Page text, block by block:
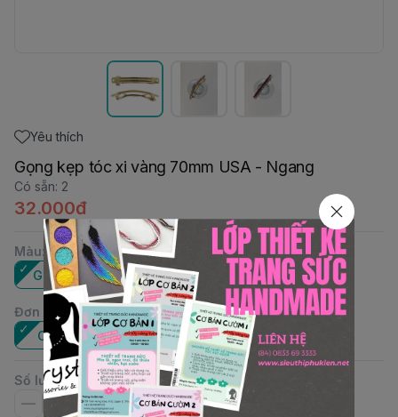
Yêu thích
Gọng kẹp tóc xi vàng 70mm USA - Ngang
Có sẵn: 2
32.000đ
Màu:
Gold
Đơn vị
Cái
Số lượng